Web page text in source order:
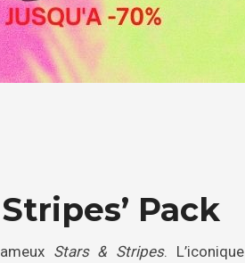
Pack
Stars & Stripes. L’iconique